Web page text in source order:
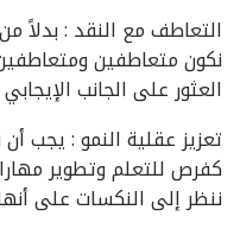
التعاطف مع النقد : بدلاً
نكون متعاطفين
العثور على الجانب
تعزيز عقلية النمو : يجب
كفرص للتعلم وتطوير
ننظر إلى النكسات على